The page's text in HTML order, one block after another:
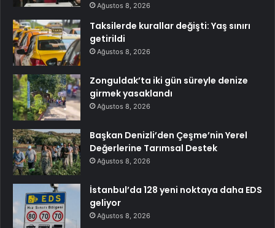
Ağustos 8, 2026
Taksilerde kurallar değişti: Yaş sınırı
getirildi
Ağustos 8, 2026
Zonguldak’ta iki gün süreyle denize
girmek yasaklandı
Ağustos 8, 2026
Başkan Denizli’den Çeşme’nin Yerel
Değerlerine Tarımsal Destek
Ağustos 8, 2026
İstanbul’da 128 yeni noktaya daha EDS
geliyor
Ağustos 8, 2026